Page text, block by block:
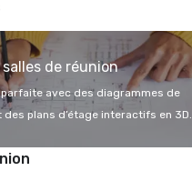
salles de réunion
parfaite avec des diagrammes de
plans d’étage interactifs en 3D.